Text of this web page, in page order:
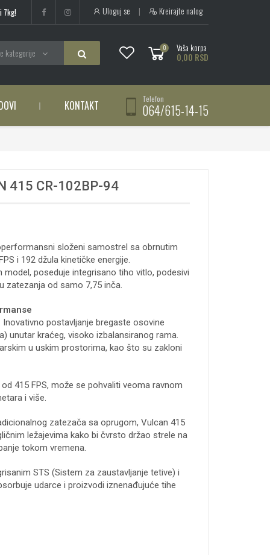
7kg! Uloguj se | Kreirajte nalog
0 Vaša korpa
0,00 RSD
kategorije
KONTAKT Telefon
064/615-14-15
415 CR-102BP-94
složeni samostrel sa obrnutim
i 192 džula kinetičke energije.
model, poseduje integrisano tiho vitlo, podesivi
zatezanja od samo 7,75 inča.
postavljanje bregaste osovine
unutar kraćeg, visoko izbalansiranog rama.
u uskim prostorima, kao što su zakloni
415 FPS, može se pohvaliti veoma ravnom
i više.
zatezača sa oprugom, Vulcan 415
ležajevima kako bi čvrsto držao strele na
tokom vremena.
STS (Sistem za zaustavljanje tetive) i
udarce i proizvodi iznenađujuće tihe